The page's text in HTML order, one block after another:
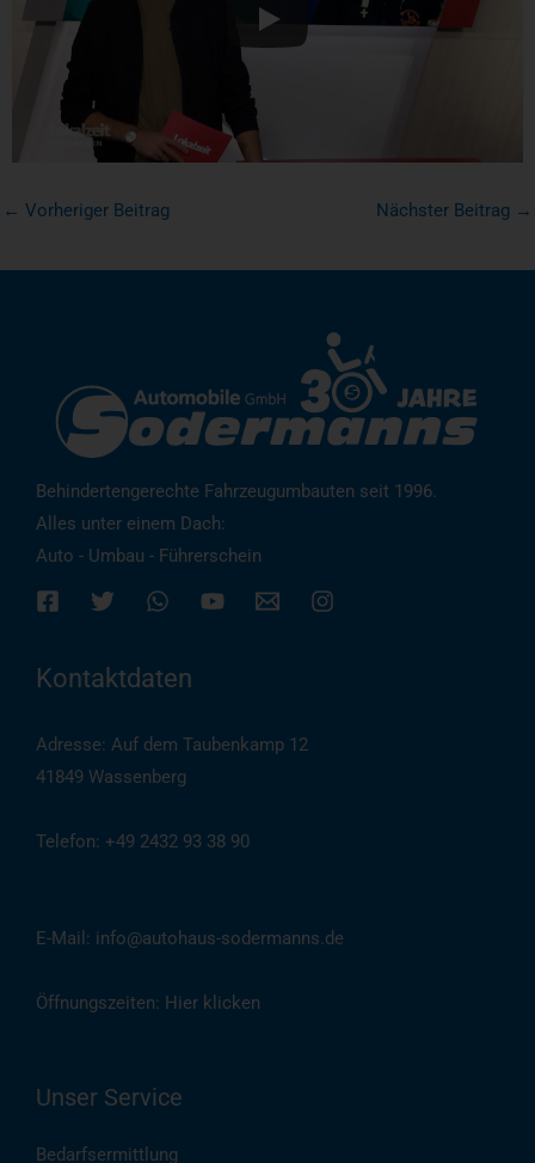
← Vorheriger Beitrag Nächster Beitrag →
Behindertengerechte Fahrzeugumbauten seit 1996.
Alles unter einem Dach:
Auto - Umbau - Führerschein
Kontaktdaten
Adresse: Auf dem Taubenkamp 12
41849 Wassenberg
Telefon: +49 2432 93 38 90
E-Mail: info@autohaus-sodermanns.de
Öffnungszeiten: Hier klicken
Unser Service
Bedarfsermittlung